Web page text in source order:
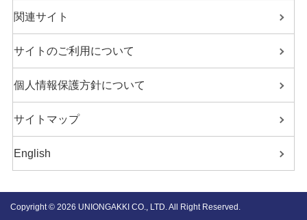
関連サイト
サイトのご利用について
個人情報保護方針について
サイトマップ
English
Copyright © 2026 UNIONGAKKI CO., LTD. All Right Reserved.